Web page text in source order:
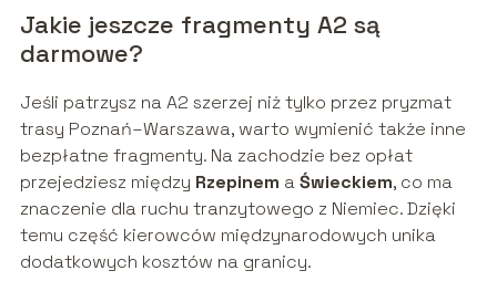
Jakie jeszcze fragmenty A2 są
darmowe?
Jeśli patrzysz na A2 szerzej niż tylko przez pryzmat
trasy Poznań–Warszawa, warto wymienić także inne
bezpłatne fragmenty. Na zachodzie bez opłat
przejedziesz między Rzepinem aŚwieckiem, co ma
znaczenie dla ruchu tranzytowego z Niemiec. Dzięki
temu część kierowców międzynarodowych unika
dodatkowych kosztów na granicy.